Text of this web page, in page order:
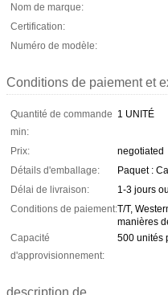
Nom de marque:
Certification:
Numéro de modèle:
Conditions de paiement et
Quantité de commande
min:
1 UNITÉ
Prix:
negotiated
Détails d'emballage:
Paquet :
Délai de livraison:
1-3 jours
Conditions de paiement:T/T,
manières
Capacité
d'approvisionnement:
500 unités
description de